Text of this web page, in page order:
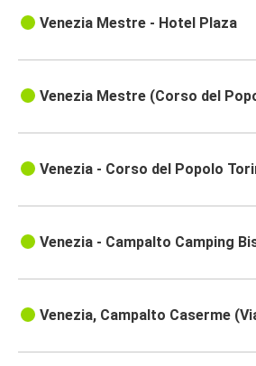
Venezia Mestre - Hotel Plaza
Venezia Mestre (Corso del
Venezia - Corso del Popolo
Venezia - Campalto Camping
Venezia, Campalto Caserme